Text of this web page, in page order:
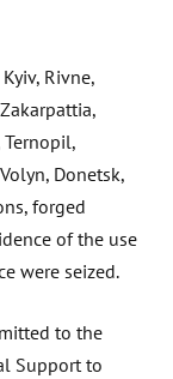
Rivne,
Donetsk,
forged
of the use
were seized.
to the
Support to